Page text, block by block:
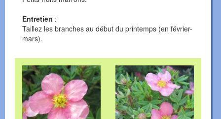
Entretien :
Taillez les branches au début du printemps (en février-
mars).